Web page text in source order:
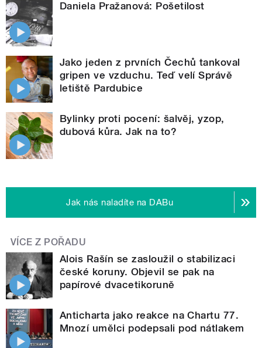
Daniela Pražanová: Pošetilost
Jako jeden z prvních Čechů tankoval
gripen ve vzduchu. Teď velí Správě
letiště Pardubice
Bylinky proti pocení: šalvěj, yzop,
dubová kůra. Jak na to?
Jak nás naladíte na DABu
VÍCE Z POŘADU
Alois Rašín se zasloužil o stabilizaci
české koruny. Objevil se pak na
papírové dvacetikoruně
Anticharta jako reakce na Chartu 77.
Mnozí umělci podepsali pod nátlakem